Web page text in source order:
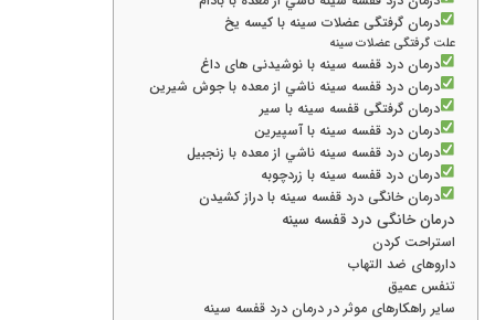
درمان گرفتگی عضلات سینه با کیسه یخ
علت گرفتگی عضلات سینه
درمان درد قفسه سینه با نوشیدنی های داغ
درمان درد قفسه سينه ناشي از معده با جوش شیرین
درمان گرفتگی قفسه سینه با سیر
درمان درد قفسه سینه با آسپیرین
درمان درد قفسه سينه ناشي از معده با زنجبیل
درمان درد قفسه سینه با زردچوبه
درمان خانگی درد قفسه سينه با دراز کشیدن
درمان خانگی درد قفسه سینه
استراحت کردن
داروهای ضد التهاب
تنفس عمیق
سایر راهکارهای موثر در درمان درد قفسه سینه